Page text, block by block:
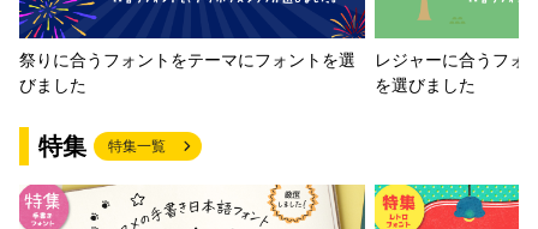
祭りに合うフォントをテーマにフォントを選
びました
レジャーに合うフォ
を選びました
特集 特集一覧